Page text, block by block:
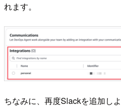
れます。
ちなみに、再度Slackを追加し